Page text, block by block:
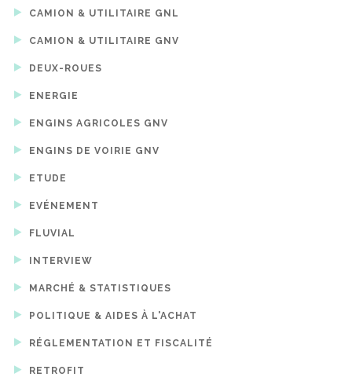
CAMION & UTILITAIRE GNL
CAMION & UTILITAIRE GNV
DEUX-ROUES
ENERGIE
ENGINS AGRICOLES GNV
ENGINS DE VOIRIE GNV
ETUDE
EVÉNEMENT
FLUVIAL
INTERVIEW
MARCHÉ & STATISTIQUES
POLITIQUE & AIDES À L'ACHAT
RÉGLEMENTATION ET FISCALITÉ
RETROFIT